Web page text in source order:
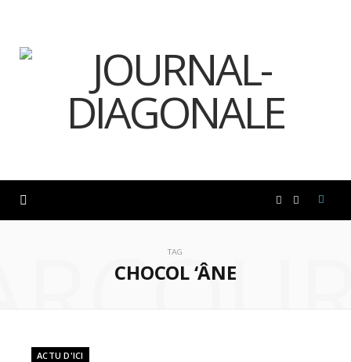
TAG
CHOCOL ‘ÂNE
ACTU D'ICI